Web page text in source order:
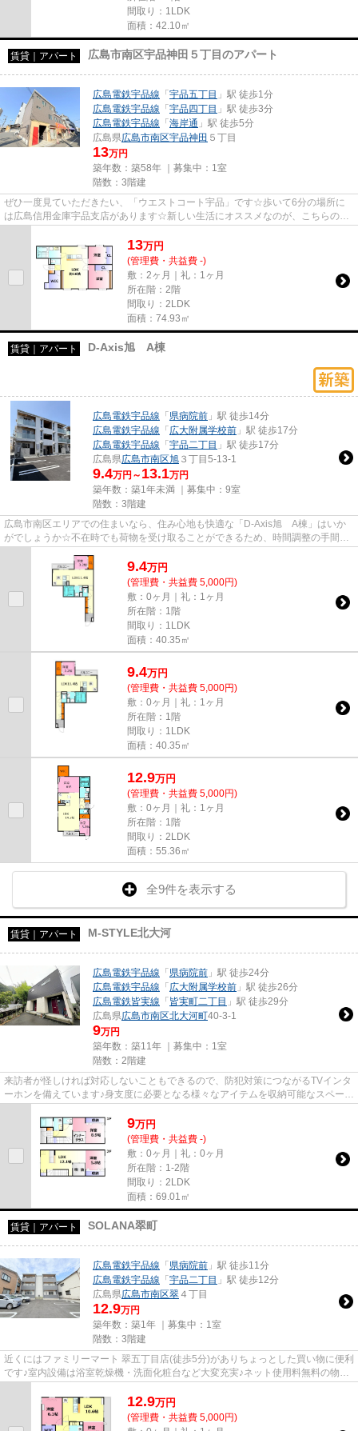
間取り：1LDK
面積：42.10㎡
賃貸｜アパート 広島市南区宇品神田５丁目のアパート
広島電鉄宇品線 「 宇品五丁目 」駅 徒歩1分
広島電鉄宇品線 「 宇品四丁目 」駅 徒歩3分
広島電鉄宇品線 「 海岸通 」駅 徒歩5分
広島県広島市南区宇品神田 ５丁目
13万円
築年数：築58年 ｜募集中： 1室
階数：3階建
ぜひ一度見ていただきたい、「ウエストコート宇品」です☆歩いて6分の場所に
は広島信用金庫宇品支店があります☆新しい生活にオススメなのが、こちらのア
13万円
(管理費・共益費 -)
敷：2ヶ月｜礼：1ヶ月
所在階：2階
間取り：2LDK
面積：74.93㎡
賃貸｜アパート D-Axis旭 A棟
広島電鉄宇品線 「 県病院前 」駅 徒歩14分
広島電鉄宇品線 「 広大附属学校前 」駅 徒歩17分
広島電鉄宇品線 「 宇品二丁目 」駅 徒歩17分
広島県広島市南区旭 ３丁目5-13-1
9.4万円～ 13.1万円
築年数：築1年未満 ｜募集中： 9室
階数：3階建
広島市南区エリアでの住まいなら、住み心地も快適な「D-Axis旭 A棟」はいか
がでしょうか☆不在時でも荷物を受け取ることができるため、時間調整の手間が
9.4万円
(管理費・共益費 5,000円)
敷：0ヶ月｜礼：1ヶ月
所在階：1階
間取り：1LDK
面積：40.35㎡
9.4万円
(管理費・共益費 5,000円)
敷：0ヶ月｜礼：1ヶ月
所在階：1階
間取り：1LDK
面積：40.35㎡
12.9万円
(管理費・共益費 5,000円)
敷：0ヶ月｜礼：1ヶ月
所在階：1階
間取り：2LDK
面積：55.36㎡
全9件を表示する
賃貸｜アパート M-STYLE北大河
広島電鉄宇品線 「 県病院前 」駅 徒歩24分
広島電鉄宇品線 「 広大附属学校前 」駅 徒歩26分
広島電鉄皆実線 「 皆実町二丁目 」駅 徒歩29分
広島県広島市南区北大河町40-3-1
9万円
築年数：築11年 ｜募集中： 1室
階数：2階建
来訪者が怪しければ対応しないこともできるので、防犯対策につながるTVインタ
ーホンを備えています♪身支度に必要となる様々なアイテムを収納可能なスペース
9万円
(管理費・共益費 -)
敷：0ヶ月｜礼：0ヶ月
所在階：1-2階
間取り：2LDK
面積：69.01㎡
賃貸｜アパート SOLANA翠町
広島電鉄宇品線 「 県病院前 」駅 徒歩11分
広島電鉄宇品線 「 宇品二丁目 」駅 徒歩12分
広島県広島市南区翠 ４丁目
12.9万円
築年数：築1年 ｜募集中： 1室
階数：3階建
近くにはファミリーマート 翠五丁目店(徒歩5分)がありちょっとした買い物に便利
です♪室内設備は浴室乾燥機・洗面化粧台など大変充実♪ネット使用料無料の物件
12.9万円
(管理費・共益費 5,000円)